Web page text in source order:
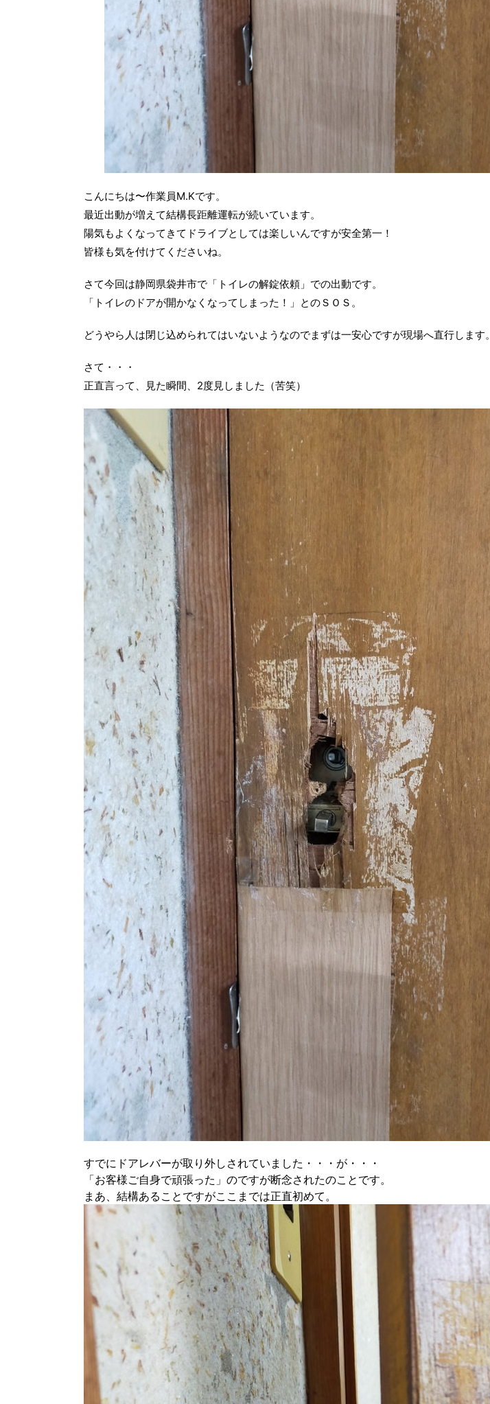
こんにちは〜作業員M.Kです。
最近出動が増えて結構長距離運転が続いています。
陽気もよくなってきてドライブとしては楽しいんですが安全第一！
皆様も気を付けてくださいね。
さて今回は静岡県袋井市で「トイレの解錠依頼」での出動です。
「トイレのドアが開かなくなってしまった！」とのＳＯＳ。
どうやら人は閉じ込められてはいないようなのでまずは一安心ですが現場へ直行します。
さて・・・
正直言って、見た瞬間、2度見しました（苦笑）
すでにドアレバーが取り外しされていました・・・が・・・
「お客様ご自身で頑張った」のですが断念されたのことです。
まあ、結構あることですがここまでは正直初めて。